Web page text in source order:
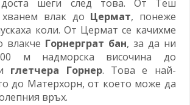
доста шеги след това. От Теш
влак до Цермат, понеже
коли. От Цермат се качихме
влакче Горнерграт бан, за да ни
м надморска височина до
глетчера Горнер. Това е най-
до Матерхорн, от което може да
връх.